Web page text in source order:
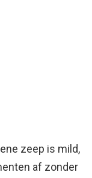
zeep is mild,
af zonder